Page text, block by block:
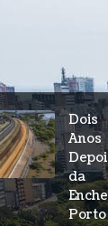
Dois
Anos
da
Porto